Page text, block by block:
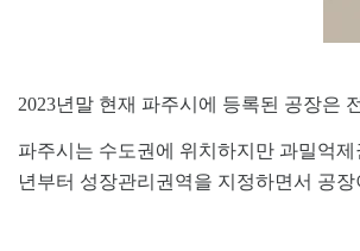
2023년말 현재 파주시에 등록된 공장은
파주시는 수도권에 위치하지만 과밀억
년부터 성장관리권역을 지정하면서 공